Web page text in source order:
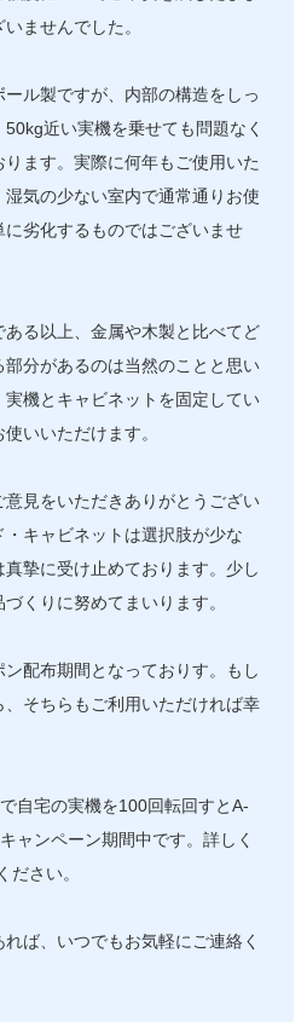
ませんでした。
ル製ですが、内部の構造をしっ
近い実機を乗せても問題なく
ます。実際に何年もご使用いた
気の少ない室内で通常通りお使
劣化するものではございませ
る以上、金属や木製と比べてど
分があるのは当然のことと思い
実機とキャビネットを固定してい
いいただけます。
見をいただきありがとうござい
・キャビネットは選択肢が少な
摯に受け止めております。少し
くりに努めてまいります。
配布期間となっておりす。もし
そちらもご利用いただければ幸
自宅の実機を100回転回すとA-
ャンペーン期間中です。詳しく
ださい。
ば、いつでもお気軽にご連絡く